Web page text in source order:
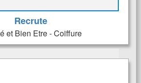
Recrute
et Bien Etre - Coiffure